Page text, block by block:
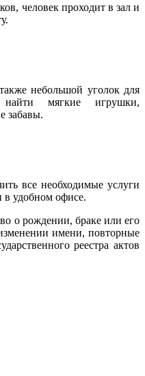
человек проходит в зал и
небольшой уголок для
мягкие игрушки,
забавы.
все необходимые услуги
в удобном офисе.
о рождении, браке или его
имени, повторные
реестра актов